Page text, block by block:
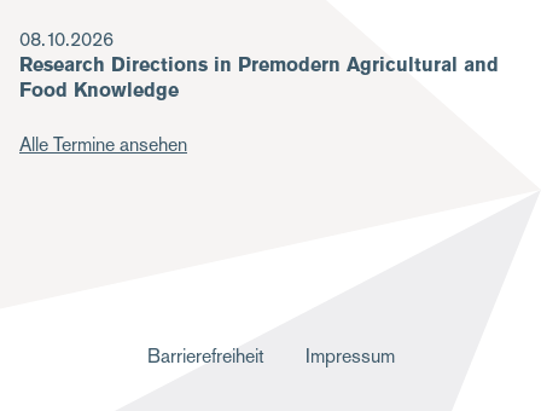
08.10.2026
Research Directions in Premodern Agricultural and
Food Knowledge
Alle Termine ansehen
Barrierefreiheit Impressum